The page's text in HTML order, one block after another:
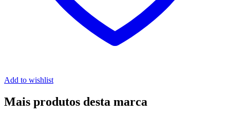
Add to wishlist
Mais produtos desta marca